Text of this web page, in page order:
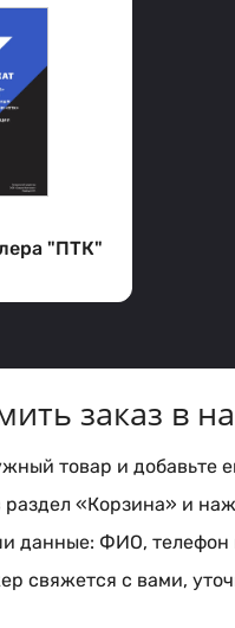
"ПТК"
заказ в
товар и добавьте
«Корзина» и
данные: ФИО, телефон
свяжется с вами,